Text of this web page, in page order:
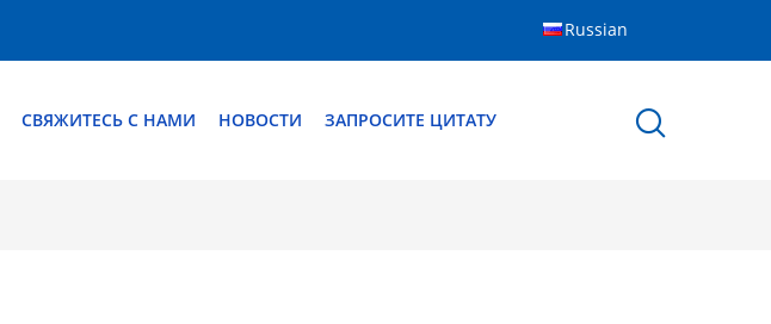
Russian
СВЯЖИТЕСЬ С НАМИ НОВОСТИ ЗАПРОСИТЕ ЦИТАТУ